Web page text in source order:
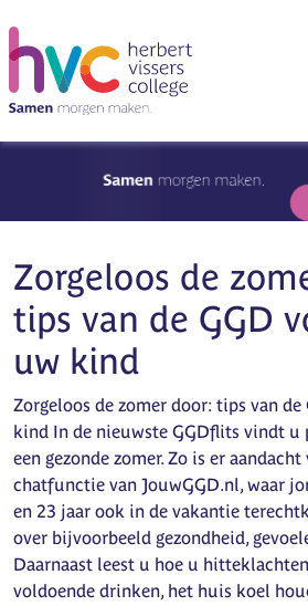
Zorgeloos de
tips van de GGD
uw kind
Zorgeloos de zomer door: tips van de
kind In de nieuwste GGDflits vindt u
een gezonde zomer. Zo is er
chatfunctie van JouwGGD.nl, waar
en 23 jaar ook in de vakantie
over bijvoorbeeld gezondheid,
Daarnaast leest u hoe u
voldoende drinken, het huis koel